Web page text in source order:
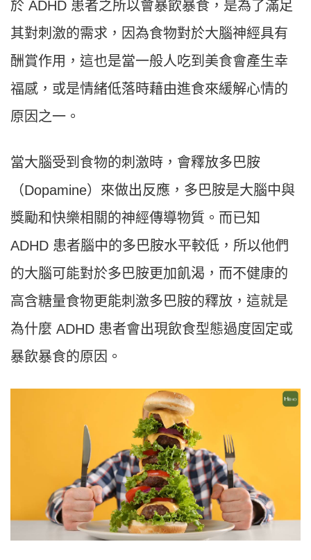
於 ADHD 患者之所以會暴飲暴食，是為了滿足
其對刺激的需求，因為食物對於大腦神經具有
酬賞作用，這也是當一般人吃到美食會產生幸
福感，或是情緒低落時藉由進食來緩解心情的
原因之一。
當大腦受到食物的刺激時，會釋放多巴胺
（Dopamine）來做出反應，多巴胺是大腦中與
獎勵和快樂相關的神經傳導物質。而已知
ADHD 患者腦中的多巴胺水平較低，所以他們
的大腦可能對於多巴胺更加飢渴，而不健康的
高含糖量食物更能刺激多巴胺的釋放，這就是
為什麼 ADHD 患者會出現飲食型態過度固定或
暴飲暴食的原因。